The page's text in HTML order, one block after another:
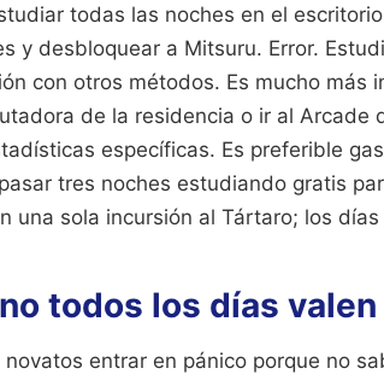
todas las noches en el
y desbloquear a Mitsuru. Error.
con otros métodos. Es mucho más
de la residencia o ir al Arcade
específicas. Es preferible
tres noches estudiando gratis
una sola incursión al Tártaro; los
todos los días
entrar en pánico porque no